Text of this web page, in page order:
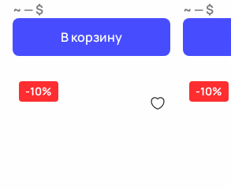
~ — $
В корзину
~ — $
-10% -10%